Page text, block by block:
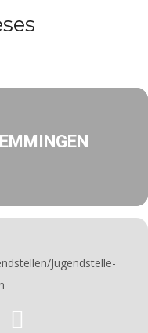
Jugendstelle-